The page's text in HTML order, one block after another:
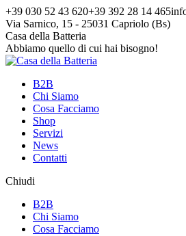
Vai
ai
contenuti
+39 030 52 43 620+39 392 28 14 465
Via Sarnico, 15 - 25031 Capriolo (Bs)
Facebook
page
opens
new
window
Instagram
page
opens
new
window
X
page
opens
new
window
Casa della Batteria
Abbiamo quello di cui hai bisogno!
B2B
Chi Siamo
Cosa Facciamo
Shop
Servizi
News
Contatti
Chiudi
B2B
Chi Siamo
Cosa Facciamo